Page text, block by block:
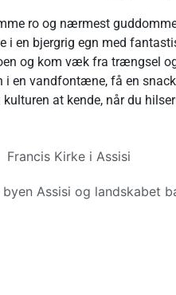
ro og nærmest
i en bjergrig egn med
og kom væk fra trængsel
i en vandfontæne, få en
at kende, når du